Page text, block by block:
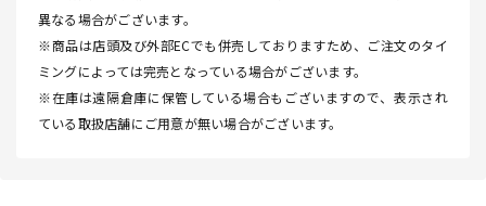
異なる場合がございます。
※商品は店頭及び外部ECでも併売しておりますため、ご注文のタイ
ミングによっては完売となっている場合がございます。
※在庫は遠隔倉庫に保管している場合もございますので、表示され
ている取扱店舗にご用意が無い場合がございます。